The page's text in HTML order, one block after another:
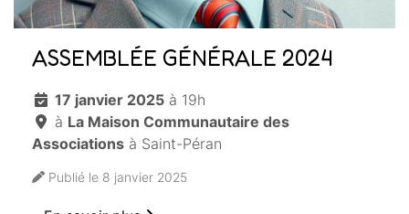
ASSEMBLÉE GÉNÉRALE 2024
17 janvier 2025 à 19h
à La Maison Communautaire des
Associations à Saint-Péran
Publié le 8 janvier 2025